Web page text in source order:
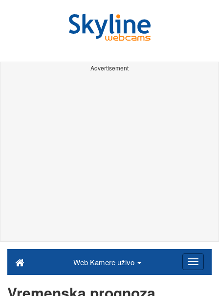
Advertisement
Web Kamere uživo